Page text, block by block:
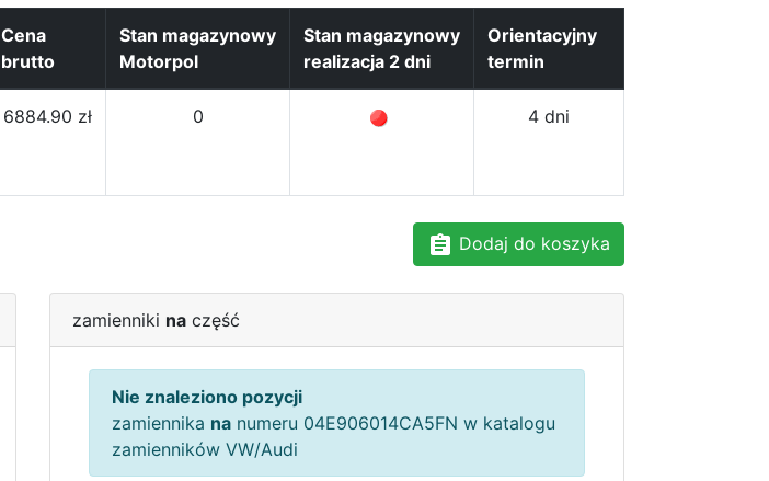
Cena
brutto
Stan magazynowy
Motorpol
Stan magazynowy
realizacja 2 dni
Orientacyjny
termin
6884.90 zł 0 4 dni
Dodaj do koszyka
zamienniki na część
Nie znaleziono pozycji
zamiennika na numeru 04E906014CA5FN w katalogu
zamienników VW/Audi